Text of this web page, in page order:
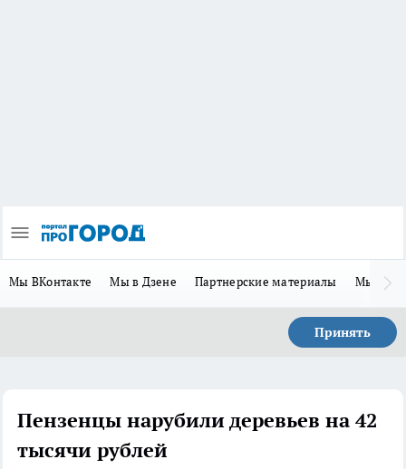
Мы ВКонтакте Мы в Дзене Партнерские материалы Мы в
Принять
Пензенцы нарубили деревьев на 42
тысячи рублей